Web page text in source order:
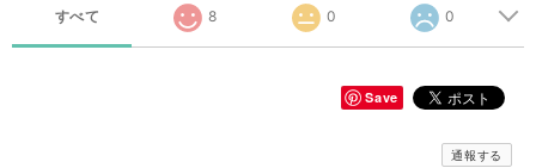
すべて 8 0 0
Save
通報する